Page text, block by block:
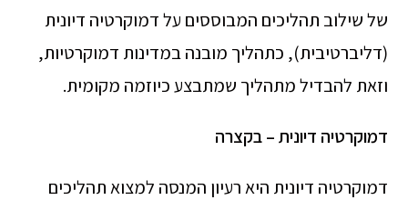
של שילוב תהליכים המבוססים על דמוקרטיה דיונית
(דליברטיבית), כתהליך מובנה במדינות דמוקרטיות,
וזאת להבדיל מתהליך שמתבצע כיוזמה מקומית.
דמוקרטיה דיונית – בקצרה
דמוקרטיה דיונית היא רעיון המנסה למצוא תהליכים